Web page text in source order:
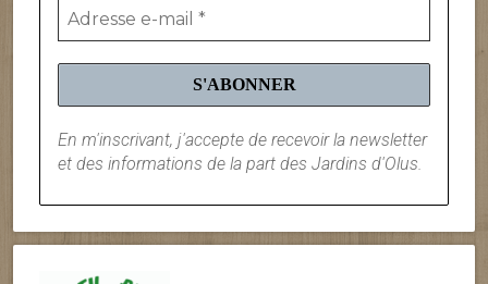
En m'inscrivant, j'accepte de recevoir la newsletter
et des informations de la part des Jardins d'Olus.